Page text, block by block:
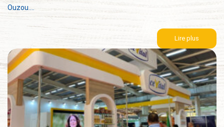
Ouzou....
Lire plus